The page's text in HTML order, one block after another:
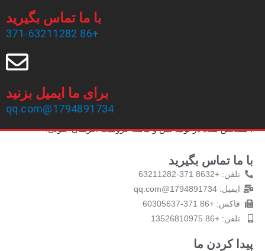
با ما تماس بگیرید
+86 371-63211282
برای ما ایمیل بزنید
1794891734@qq.com
شرکت ساینده Zhengzhou Haixu ، با مسئولیت محدود ، در سال
1999 تاسیس شد ، دارای 20 سال تجربه تولید و یک تیم فروش باتجربه
، مشخص شده در تولید شن و ماسه کرومیت آفریقای جنوبی.
با ما تماس بگیرید
تلفن: +8632 371-63211282
ایمیل: 1794891734@qq.com
فاکس: +86 371-60305637
تلفن: +86 13526810975
پیدا کردن ما